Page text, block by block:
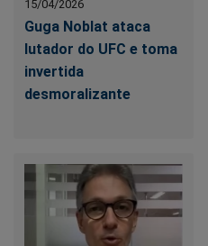
15/04/2026
Guga Noblat ataca
lutador do UFC e toma
invertida
desmoralizante